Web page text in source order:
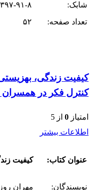
شابک:
۹۷۸-
تعداد صفحه:
۵۲
کیفیت زندگی،
کنترل فکر در همسران
امتیاز 0 از 5
اطلاعات بیشتر
عنوان کتاب: کیفیت
نویسندگان‌:
مهران